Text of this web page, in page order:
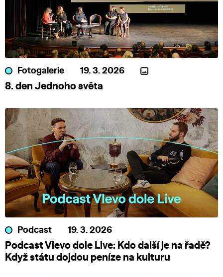
Fotogalerie 19. 3. 2026
8. den Jednoho světa
Podcast 19. 3. 2026
Podcast Vlevo dole Live: Kdo další je na řadě?
Když státu dojdou peníze na kulturu